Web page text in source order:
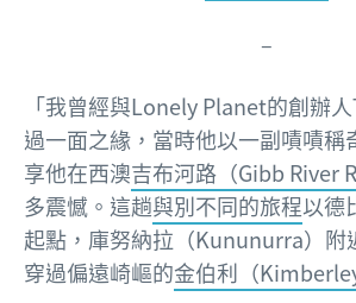
–
「我曾經與Lonely Planet的創辦
過一面之緣，當時他以一副嘖嘖稱
享他在西澳吉布河路（Gibb River
多震憾。這趟與別不同的旅程以德
起點，庫努納拉（Kununurra）附
穿過偏遠崎嶇的金伯利（Kimberley